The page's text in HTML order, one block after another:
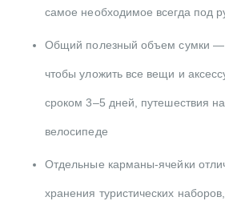
самое необходимое всегда под
Общий полезный объем сумки —
чтобы уложить все вещи и
сроком 3–5 дней, путешествия
велосипеде
Отдельные карманы-ячейки
хранения туристических